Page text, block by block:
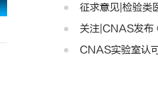
征求意见|检验类
关注|CNAS发布《医
CNAS实验室认